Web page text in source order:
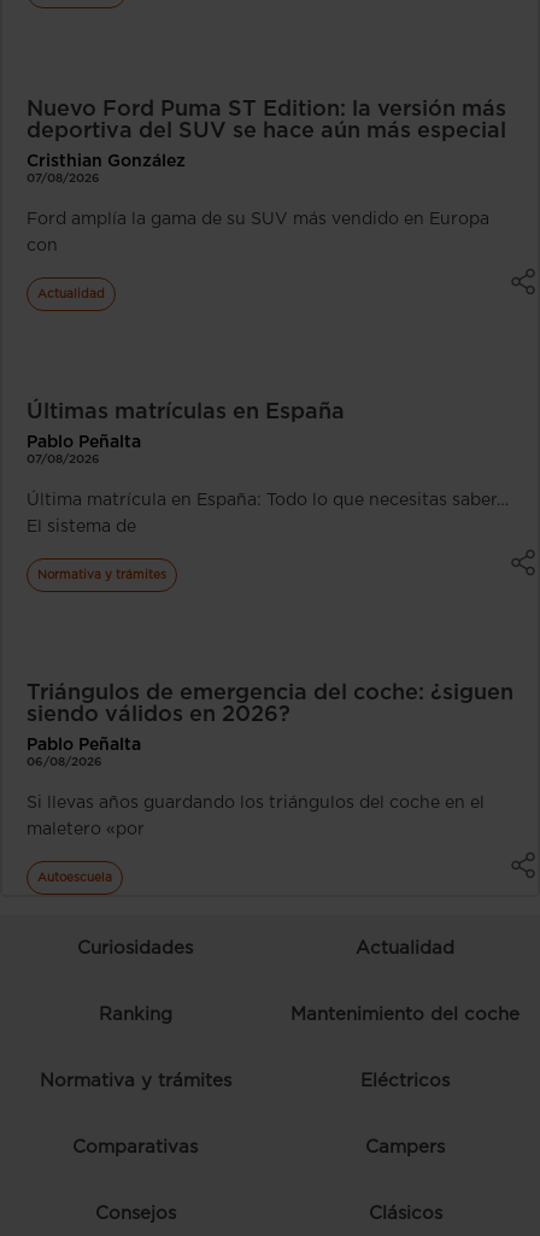
Nuevo Ford Puma ST Edition: la versión más
deportiva del SUV se hace aún más especial
Cristhian González
07/08/2026
Ford amplía la gama de su SUV más vendido en Europa
con
Actualidad
Últimas matrículas en España
Pablo Peñalta
07/08/2026
Última matrícula en España: Todo lo que necesitas saber…
El sistema de
Normativa y trámites
Triángulos de emergencia del coche: ¿siguen
siendo válidos en 2026?
Pablo Peñalta
06/08/2026
Si llevas años guardando los triángulos del coche en el
maletero «por
Autoescuela
Curiosidades Actualidad
Ranking Mantenimiento del coche
Normativa y trámites Eléctricos
Comparativas Campers
Consejos Clásicos